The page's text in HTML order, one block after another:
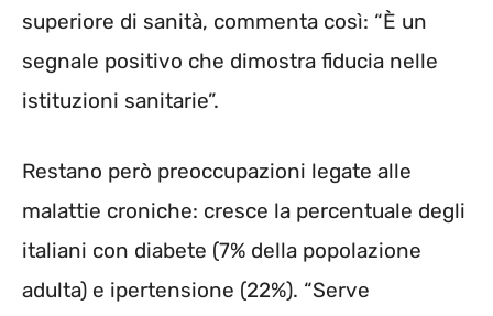
superiore di sanità, commenta così: “È un
segnale positivo che dimostra fiducia nelle
istituzioni sanitarie”.
Restano però preoccupazioni legate alle
malattie croniche: cresce la percentuale degli
italiani con diabete (7% della popolazione
adulta) e ipertensione (22%). “Serve